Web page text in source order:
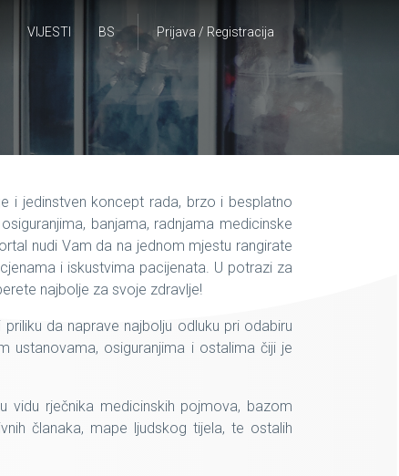
Prijava / Registracija
VIJESTI BS
i jedinstven koncept rada, brzo i besplatno
banjama, radnjama medicinske
nudi Vam da na jednom mjestu rangirate
i iskustvima pacijenata. U potrazi za
najbolje za svoje zdravlje!
da naprave najbolju odluku pri odabiru
ustanovama, osiguranjima i ostalima čiji je
vidu rječnika medicinskih pojmova, bazom
članaka, mape ljudskog tijela, te ostalih